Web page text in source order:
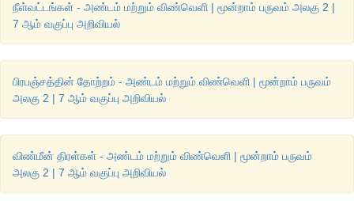
நீள்வட்டங்கள் - அண்டம் மற்றும் விண்வெளி | மூன்றாம் பருவம் அலகு 2 |
7 ஆம் வகுப்பு அறிவியல்
பிரபஞ்சத்தின் தோற்றம் - அண்டம் மற்றும் விண்வெளி | மூன்றாம் பருவம்
அலகு 2 | 7 ஆம் வகுப்பு அறிவியல்
விண்மீன் திரள்கள் - அண்டம் மற்றும் விண்வெளி | மூன்றாம் பருவம்
அலகு 2 | 7 ஆம் வகுப்பு அறிவியல்